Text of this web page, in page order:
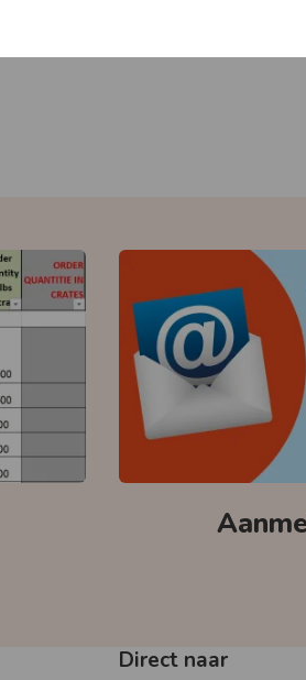
Direct naar